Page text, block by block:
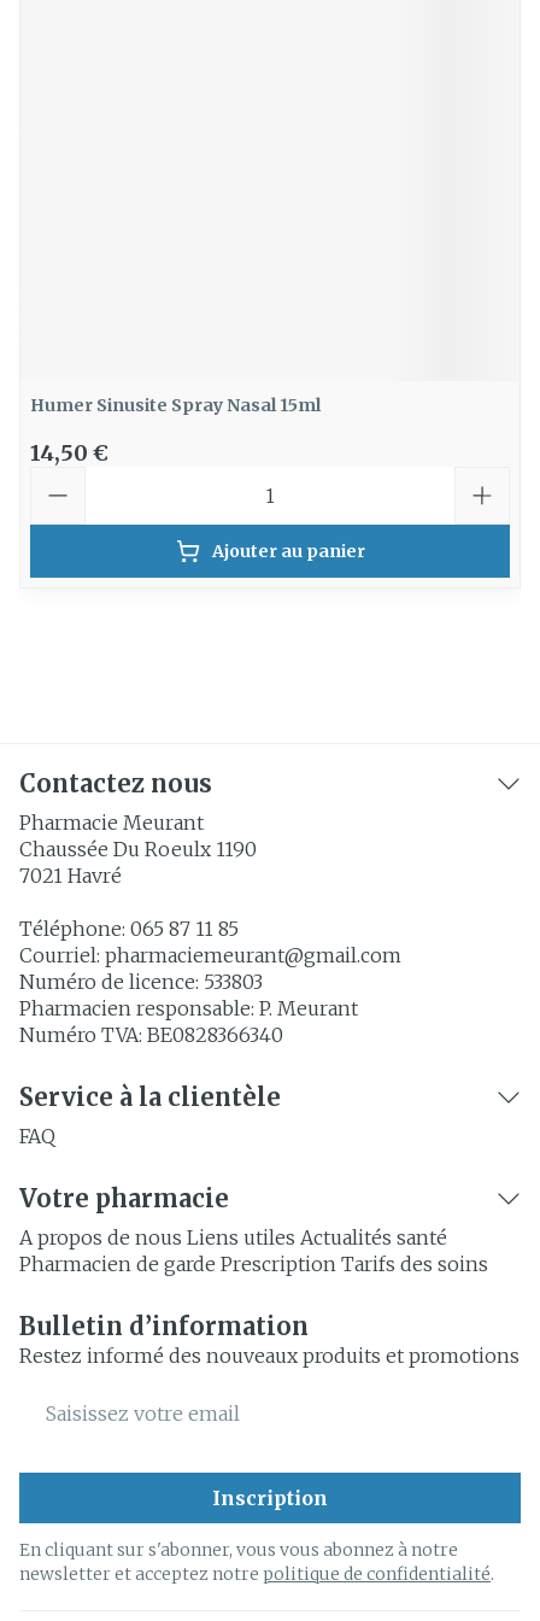
Humer Sinusite Spray Nasal 15ml
14,50 €
Ajouter au panier
Contactez nous
Pharmacie Meurant
Chaussée Du Roeulx 1190
7021 Havré
Téléphone: 065 87 11 85
Courriel: pharmaciemeurant@gmail.com
Numéro de licence: 533803
Pharmacien responsable: P. Meurant
Numéro TVA: BE0828366340
Service à la clientèle
FAQ
Votre pharmacie
A propos de nous Liens utiles Actualités santé
Pharmacien de garde Prescription Tarifs des soins
Bulletin d’information
Restez informé des nouveaux produits et promotions
Adresse mail
Inscription
En cliquant sur s'abonner, vous vous abonnez à notre
newsletter et acceptez notre politique de confidentialité.